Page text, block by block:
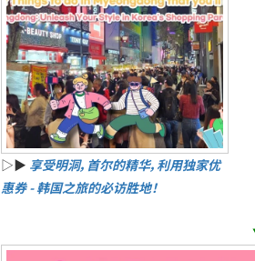
▷▶ 享受明洞，首尔的精华，利用独家优
惠券 - 韩国之旅的必访胜地！